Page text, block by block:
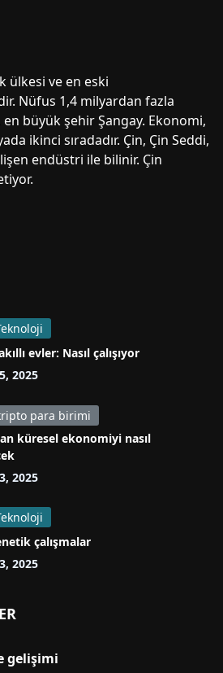
ülkesi ve en eski
Nüfus 1,4 milyardan fazla
büyük şehir Şangay. Ekonomi,
ikinci sıradadır. Çin, Çin Seddi,
endüstri ile bilinir. Çin
evler: Nasıl çalışıyor
2025
para birimi
küresel ekonomiyi nasıl
2025
çalışmalar
2025
gelişimi